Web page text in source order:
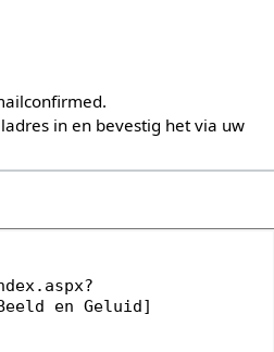
in en bevestig het via uw